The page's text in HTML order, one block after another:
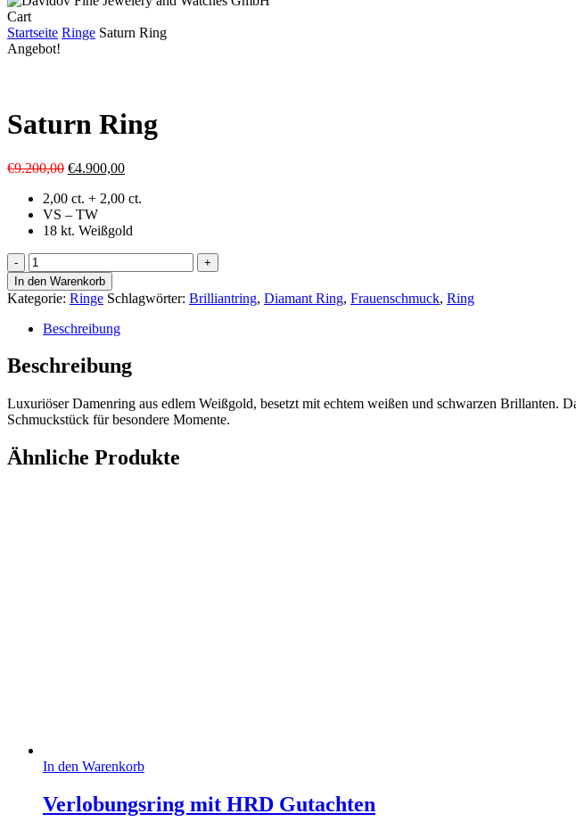
CartClose
Cart
Startseite Ringe Saturn Ring
Angebot!
Saturn Ring
€9.200,00 Ursprünglicher
war:
€9.200,00
€4.900,00Aktueller
ist:
2,00 ct. + 2,00 ct.
VS – TW
18 kt. Weißgold
Saturn
Ring
Menge
In den Warenkorb
Kategorie: Ringe Schlagwörter: Brilliantring, Diamant Ring, Frauenschmuck, Ring
Beschreibung
Beschreibung
Luxuriöser Damenring aus edlem Weißgold, besetzt mit echtem weißen und schwarzen Brillanten.
Schmuckstück für besondere Momente.
Ähnliche Produkte
In den Warenkorb
Verlobungsring mit HRD Gutachten